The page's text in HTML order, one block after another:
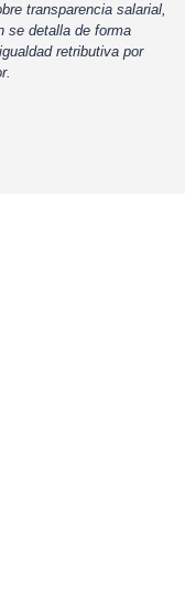
transparencia salarial,
se detalla de forma
retributiva por